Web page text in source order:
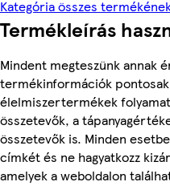
Kategória összes
Termékleírás
Mindent megteszünk annak
termékinformációk pontosak
élelmiszertermékek
összetevők, a
összetevők is. Minden
címkét és ne hagyatkozz
amelyek a weboldalon